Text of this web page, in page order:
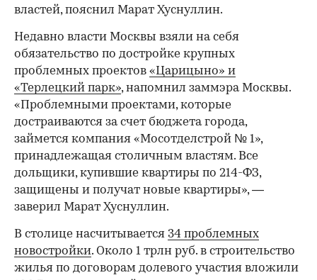
властей, пояснил Марат Хуснуллин.
Недавно власти Москвы взяли на себя
обязательство по достройке крупных
проблемных проектов «Царицыно» и
«Терлецкий парк», напомнил заммэра Москвы.
«Проблемными проектами, которые
достраиваются за счет бюджета города,
займется компания «Мосотделстрой № 1»,
принадлежащая столичным властям. Все
дольщики, купившие квартиры по 214-ФЗ,
защищены и получат новые квартиры», —
заверил Марат Хуснуллин.
В столице насчитывается 34 проблемных
новостройки. Около 1 трлн руб. в строительство
жилья по договорам долевого участия вложили